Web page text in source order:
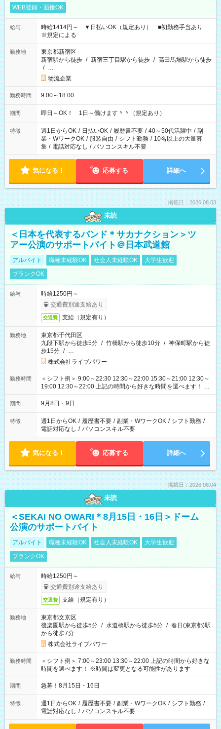
WEB登録・面接OK
給与
時給1414円～ ▼日払いOK（規定あり） ■初勤務手当あり
※規定による
勤務地
東京都新宿区
新宿駅から徒歩 / 新宿三丁目駅から徒歩 / 高田馬場駅から徒歩
/ …
物流企業
勤務時間 9:00～18:00
期間 即日～OK！ 1日～働けます＾＾（規定あり）
特徴 週1日からOK / 日払いOK / 履歴書不要 / 40～50代活躍中 / 副
業・WワークOK / 服装自由 / シフト勤務 / 10名以上の大量募
集 / 電話対応なし / パソコンスキル不要
気になる！ 応募する 詳細へ
掲載日：2026.08.03
未読
＜日本を代表するバンド＊サカナクション＞ツ
アー公演のサポートバイト＠日本武道館
アルバイト 職種未経験OK 社会人未経験OK
大学生歓迎
ブランクOK
給与
時給1250円～
交通費別途支給あり
交通費 支給（規定有り）
勤務地
東京都千代田区
九段下駅から徒歩5分 / 竹橋駅から徒歩10分 / 神保町駅から徒
歩15分 / …
株式会社ライブパワー
勤務時間
＜シフト例＞ 9:00～22:30 12:30～22:00 15:30～21:00 12:30～
19:00 12:30～22:00 上記の時間から好きな時間を選べます！ ※
時間は変更となる可能性があります
期間 9月8日・9日
特徴 週1日からOK / 履歴書不要 / 副業・WワークOK / シフト勤務 /
電話対応なし / パソコンスキル不要
気になる！ 応募する 詳細へ
掲載日：2026.08.04
未読
＜SEKAI NO OWARI＊8月15日・16日＞ドーム
公演のサポートバイト
アルバイト 職種未経験OK 社会人未経験OK
大学生歓迎
ブランクOK
給与
時給1250円～
交通費別途支給あり
交通費 支給（規定有り）
勤務地
東京都文京区
後楽園駅から徒歩5分 / 水道橋駅から徒歩5分 / 春日(東京都)駅
から徒歩7分
株式会社ライブパワー
勤務時間
＜シフト例＞ 7:00～23:00 13:30～22:00 上記の時間から好きな
時間を選べます！ ※時間は変更となる可能性があります
期間 急募！8月15日・16日
特徴 週1日からOK / 履歴書不要 / 副業・WワークOK / シフト勤務 /
電話対応なし / パソコンスキル不要